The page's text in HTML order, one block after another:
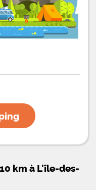
km à L'île-des-